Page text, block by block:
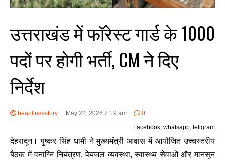
उत्तराखंड में फॉरेस्ट गार्ड के 1000
पदों पर होगी भर्ती, CM ने दिए
निर्देश
headlinesstory May 22, 2026 7:19 am
0
Facebook, whatsapp, teligram
देहरादून।पुष्कर सिंह धामीने मुख्यमंत्री आवास में आयोजित उच्चस्तरीय
बैठक में वनाग्नि नियंत्रण, पेयजल व्यवस्था, स्वास्थ्य सेवाओं और मानसून